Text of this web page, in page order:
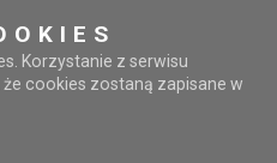
Korzystanie z serwisu
cookies zostaną zapisane w